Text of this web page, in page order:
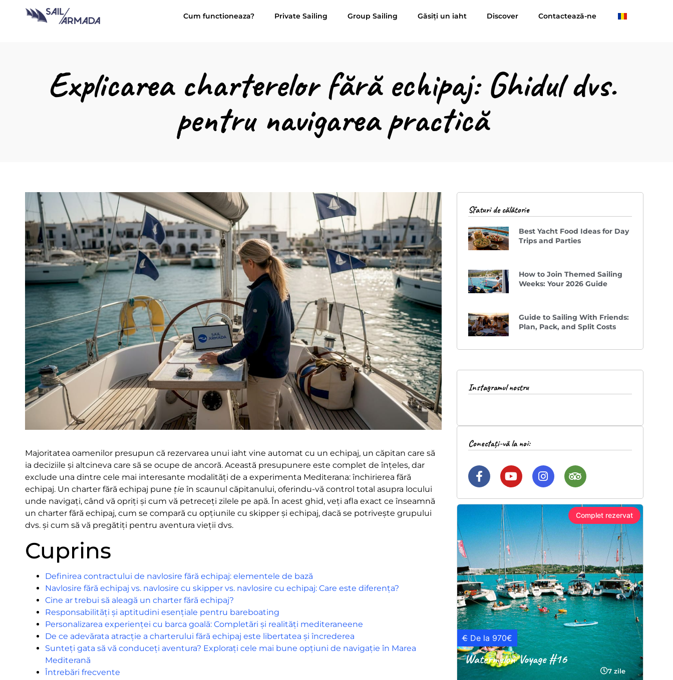
Cum functioneaza? Private Sailing Group Sailing Găsiți un iaht Discover Contactează-ne
Explicarea charterelor fără echipaj: Ghidul dvs.
pentru navigarea practică
Majoritatea oamenilor presupun că rezervarea unui iaht vine automat cu un echipaj, un căpitan care să
ia deciziile și altcineva care să se ocupe de ancoră. Această presupunere este complet de înțeles, dar
exclude una dintre cele mai interesante modalități de a experimenta Mediterana: închirierea fără
echipaj. Un charter fără echipaj pune ție în scaunul căpitanului, oferindu-vă control total asupra locului
unde navigați, când vă opriți și cum vă petreceți zilele pe apă. În acest ghid, veți afla exact ce înseamnă
un charter fără echipaj, cum se compară cu opțiunile cu skipper și echipaj, dacă se potrivește grupului
dvs. și cum să vă pregătiți pentru aventura vieții dvs.
Cuprins
Definirea contractului de navlosire fără echipaj: elementele de bază
Navlosire fără echipaj vs. navlosire cu skipper vs. navlosire cu echipaj: Care este diferența?
Cine ar trebui să aleagă un charter fără echipaj?
Responsabilități și aptitudini esențiale pentru bareboating
Personalizarea experienței cu barca goală: Completări și realități mediteraneene
De ce adevărata atracție a charterului fără echipaj este libertatea și încrederea
Sunteți gata să vă conduceți aventura? Explorați cele mai bune opțiuni de navigație în Marea
Mediterană
Întrebări frecvente
Sfaturi de călătorie
Best Yacht Food Ideas for Day
Trips and Parties
How to Join Themed Sailing
Weeks: Your 2026 Guide
Guide to Sailing With Friends:
Plan, Pack, and Split Costs
Instagramul nostru
Conectați-vă la noi:
Complet rezervat
€De la 970€
Watermelon Voyage #16
7 zile